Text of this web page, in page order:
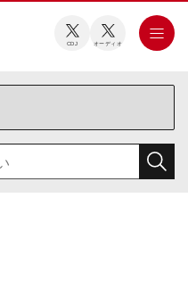
CDJ オーディオ